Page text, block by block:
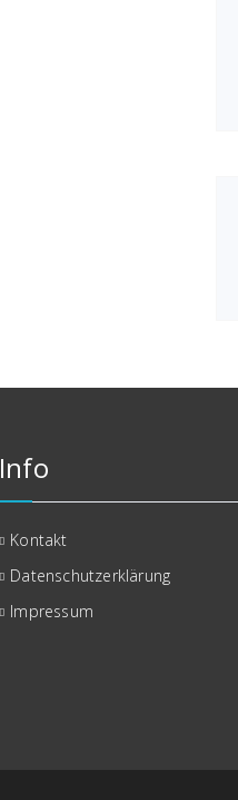
Info
Kontakt
Datenschutzerklärung
Impressum